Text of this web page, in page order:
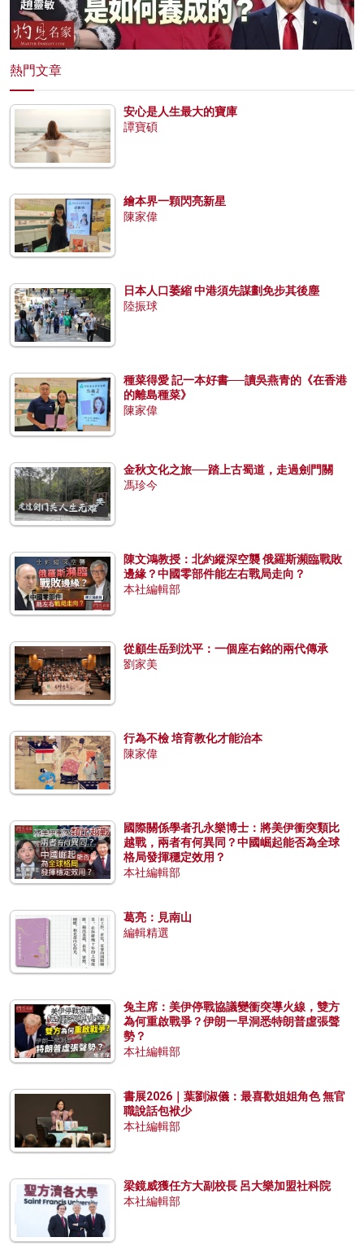
熱門文章
安心是人生最大的寶庫
譚寶碩
繪本界一顆閃亮新星
陳家偉
日本人口萎縮 中港須先謀劃免步其後塵
陸振球
種菜得愛 記一本好書──讀吳燕青的《在香港
的離島種菜》
陳家偉
金秋文化之旅──踏上古蜀道，走過劍門關
馮珍今
陳文鴻教授：北約縱深空襲 俄羅斯瀕臨戰敗
邊緣？中國零部件能左右戰局走向？
本社編輯部
從顧生岳到沈平：一個座右銘的兩代傳承
劉家美
行為不檢 培育教化才能治本
陳家偉
國際關係學者孔永樂博士：將美伊衝突類比
越戰，兩者有何異同？中國崛起能否為全球
格局發揮穩定效用？
本社編輯部
葛亮：見南山
編輯精選
兔主席：美伊停戰協議變衝突導火線，雙方
為何重啟戰爭？伊朗一早洞悉特朗普虛張聲
勢？
本社編輯部
書展2026｜葉劉淑儀：最喜歡姐姐角色 無官
職說話包袱少
本社編輯部
梁鏡威獲任方大副校長 呂大樂加盟社科院
本社編輯部